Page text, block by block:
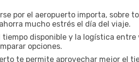
por el aeropuerto importa, sobre
mucho estrés el día del viaje.
disponible y la logística
opciones.
te permite aprovechar mejor el